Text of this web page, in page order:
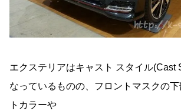
エクステリアはキャスト スタイル(Cast
なっているものの、フロントマスクの
トカラーや